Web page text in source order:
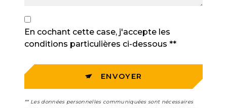
En cochant cette case, j'accepte les
conditions particulières ci-dessous **
ENVOYER
** Les données personnelles communiquées sont nécessaires